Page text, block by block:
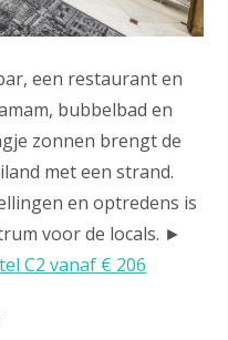
een restaurant en
bubbelbad en
zonnen brengt de
met een strand.
en optredens is
voor de locals. ►
C2 vanaf € 206